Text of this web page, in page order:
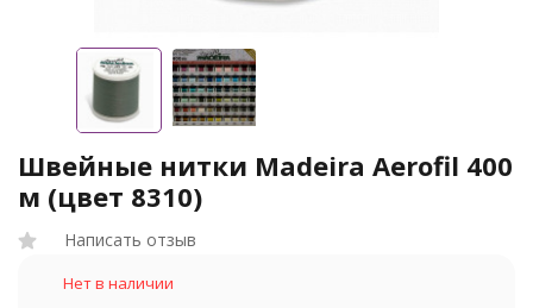
Швейные нитки Madeira Aerofil 400
м (цвет 8310)
Написать отзыв
Нет в наличии